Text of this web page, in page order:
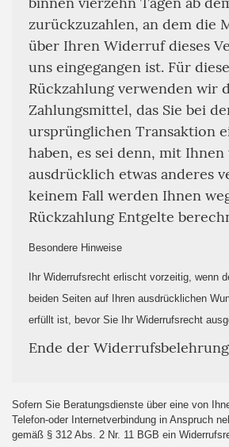
zurückzuzahlen, an dem die
über Ihren Widerruf dieses
uns eingegangen ist. Für diese
Rückzahlung verwenden wir
Zahlungsmittel, das Sie bei
ursprünglichen Transaktion
haben, es sei denn, mit
ausdrücklich etwas anderes
keinem Fall werden Ihnen
Rückzahlung Entgelte
Besondere Hinweise
Ihr Widerrufsrecht erlischt vorzeitig, wenn
beiden Seiten auf Ihren ausdrücklichen
erfüllt ist, bevor Sie Ihr Widerrufsrecht
Ende der Widerrufsbelehrung
Sofern Sie Beratungsdienste über eine von
Telefon-oder Internetverbindung in Anspruch
gemäß § 312 Abs. 2 Nr. 11 BGB ein